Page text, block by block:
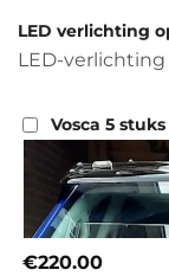
LED verlichting
LED-verlichting
Vosca 5
€220.00